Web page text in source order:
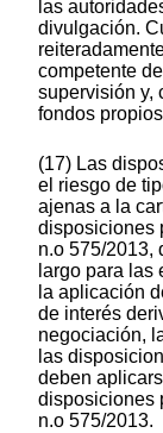
las
divulgación.
competente
supervisión y,
fondos
(17) Las
el riesgo de
ajenas a la
disposiciones
n.o 575/2013,
largo para las
la aplicación
de interés
negociación,
las
deben
disposiciones
n.o 575/2013.